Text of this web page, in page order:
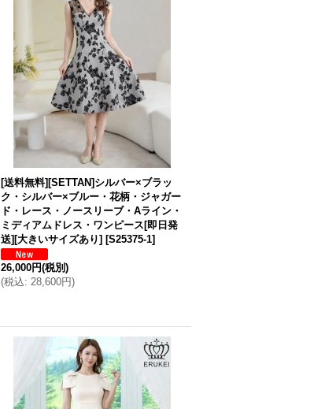
[送料無料][SETTAN]シルバー×ブラッ
ク・シルバー×ブルー・花柄・ジャガー
ド・レース・ノースリーブ・Aライン・
ミディアムドレス・ワンピース[即日発
送][大きいサイズあり] [S25375-1]
26,000円(税別)
(税込: 28,600円)